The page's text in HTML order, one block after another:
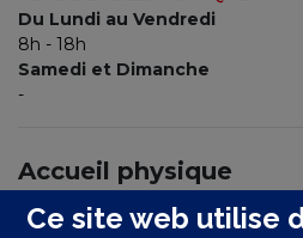
Ce site web utilise
Du Lundi au Vendredi
8h - 18h
Samedi et Dimanche
-
Accueil physique
Du Lundi au Vendredi
8h - 18h